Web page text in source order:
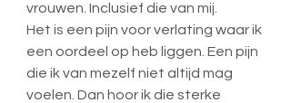
vrouwen. Inclusief die van mij.
Het is een pijn voor verlating waar ik
een oordeel op heb liggen. Een pijn
die ik van mezelf niet altijd mag
voelen. Dan hoor ik die sterke